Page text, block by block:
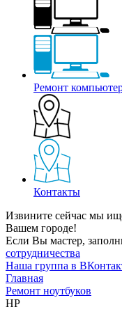
Ремонт
Контакты
Извините сейчас мы
Вашем городе!
Если Вы мастер,
сотрудничества
Наша группа в
Главная
Ремонт ноутбуков
HP